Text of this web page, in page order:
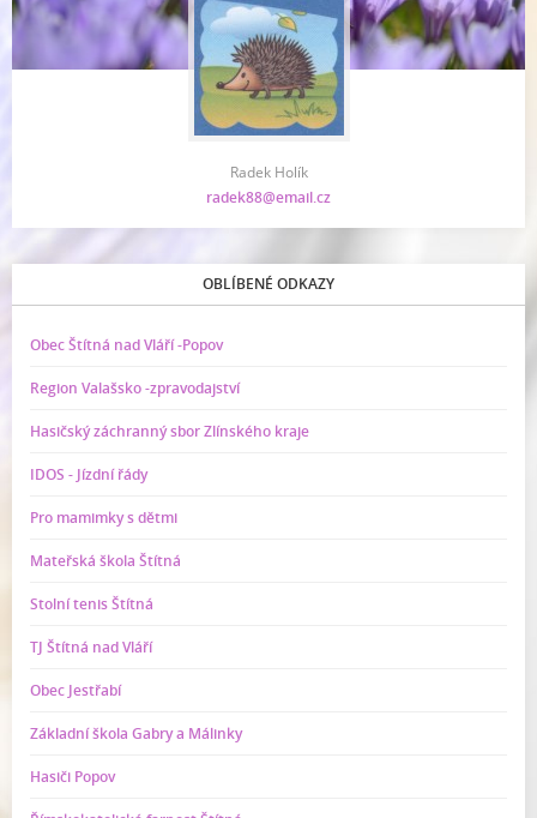
Radek Holík
radek88@email.cz
OBLÍBENÉ ODKAZY
Obec Štítná nad Vláří -Popov
Region Valašsko -zpravodajství
Hasičský záchranný sbor Zlínského kraje
IDOS - Jízdní řády
Pro mamimky s dětmi
Mateřská škola Štítná
Stolní tenis Štítná
TJ Štítná nad Vláří
Obec Jestřabí
Základní škola Gabry a Málinky
Hasiči Popov